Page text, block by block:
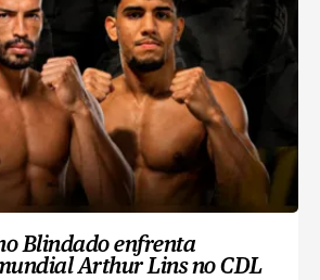
Blindado enfrenta
Arthur Lins no CDL